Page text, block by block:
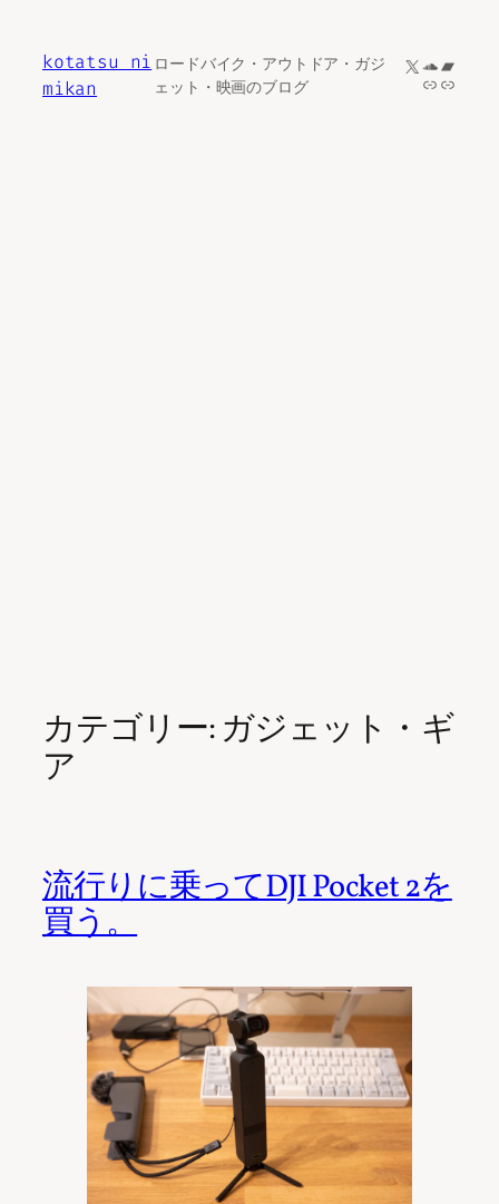
kotatsu ni
mikan
ロードバイク・アウトドア・ガジ
ェット・映画のブログ
X
リンクリンク
カテゴリー:ガジェット・ギ
ア
流行りに乗ってDJI Pocket 2を
買う。